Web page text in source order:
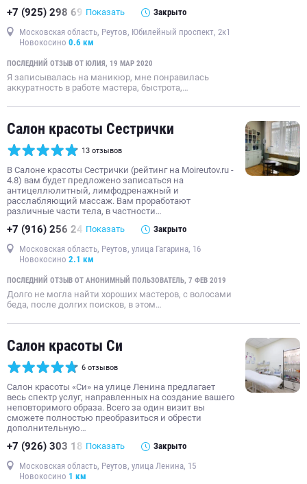
+7 (925) 298 69 Показать Закрыто
Московская область, Реутов, Юбилейный проспект, 2к1
Новокосино 0.6 км
ПОСЛЕДНИЙ ОТЗЫВ ОТ ЮЛИЯ, 19 МАР 2020
Я записывалась на маникюр, мне понравилась
аккуратность в работе мастера, быстрота,…
Салон красоты Сестрички
13 отзывов
В Салоне красоты Сестрички (рейтинг на Moireutov.ru -
4.8) вам будет предложено записаться на
антицеллюлитный, лимфодренажный и
расслабляющий массаж. Вам проработают
различные части тела, в частности…
+7 (916) 256 24 Показать Закрыто
Московская область, Реутов, улица Гагарина, 16
Новокосино 2.1 км
ПОСЛЕДНИЙ ОТЗЫВ ОТ АНОНИМНЫЙ ПОЛЬЗОВАТЕЛЬ, 7 ФЕВ 2019
Долго не могла найти хороших мастеров, с волосами
беда, после долгих поисков, в этом…
Салон красоты Си
6 отзывов
Салон красоты «Си» на улице Ленина предлагает
весь спектр услуг, направленных на создание вашего
неповторимого образа. Всего за один визит вы
сможете полностью преобразиться и обрести
дополнительную…
+7 (926) 303 18 Показать Закрыто
Московская область, Реутов, улица Ленина, 15
Новокосино 1 км